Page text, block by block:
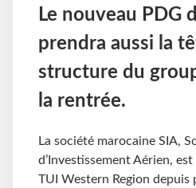
Le nouveau PDG
prendra aussi la
structure du
la rentrée.
La société marocaine SIA,
d’Investissement Aérien,
TUI Western Region depuis